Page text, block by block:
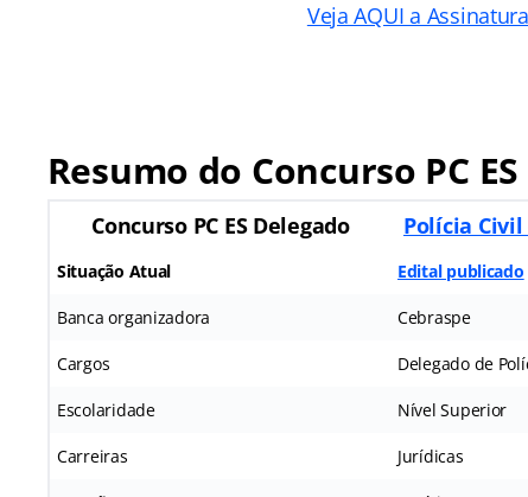
Veja AQUI a
Resumo do Concurso PC
Concurso PC ES Delegado Polícia
Situação Atual Edital publicado
Banca organizadora Cebraspe
Cargos Delegado de
Escolaridade Nível Superior
Carreiras Jurídicas